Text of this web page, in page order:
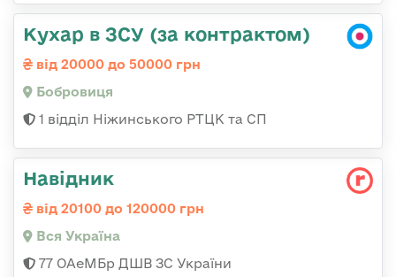
Кухар в ЗСУ (за контрактом)
від 20000 до 50000 грн
Бобровиця
1 відділ Ніжинського РТЦК та СП
Навідник
від 20100 до 120000 грн
Вся Україна
77 ОАеМБр ДШВ ЗС України